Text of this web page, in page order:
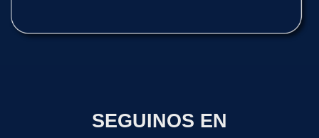
SEGUINOS EN